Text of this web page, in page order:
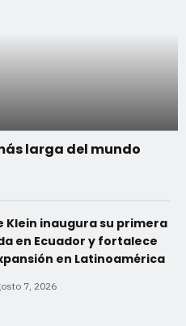
larga del mundo
Klein inaugura su primera
en Ecuador y fortalece
en Latinoamérica
7, 2026